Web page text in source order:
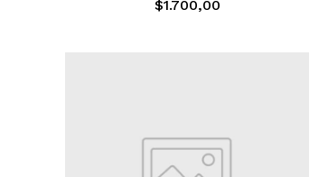
$1.700,00